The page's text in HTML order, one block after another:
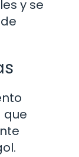
y se
que